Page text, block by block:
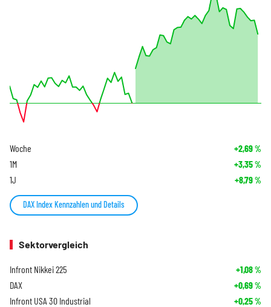
Woche +2,69%
1M +3,35%
1J +8,79%
DAX Index Kennzahlen und Details
Sektorvergleich
Infront Nikkei 225 +1,08%
DAX +0,69%
Infront USA 30 Industrial +0,25%